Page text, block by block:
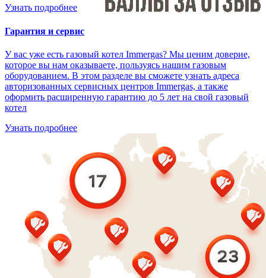
Узнать подробнее
Гарантия и сервис
У вас уже есть газовый котел Immergas? Мы ценим доверие,
которое вы нам оказываете, пользуясь нашим газовым
оборудованием. В этом разделе вы сможете узнать адреса
авторизованных сервисных центров Immergas, а также
оформить расширенную гарантию до 5 лет на свой газовый
котел
Узнать подробнее